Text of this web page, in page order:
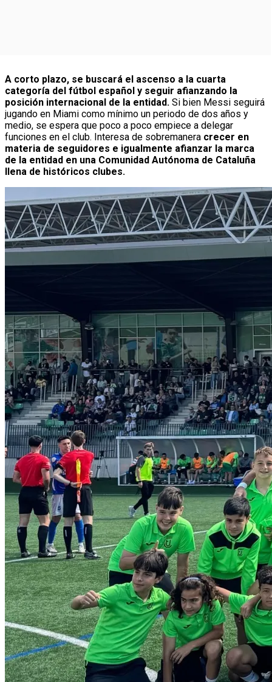
A corto plazo, se buscará el ascenso a la cuarta
categoría del fútbol español y seguir afianzando la
posición internacional de la entidad. Si bien Messi seguirá
jugando en Miami como mínimo un periodo de dos años y
medio, se espera que poco a poco empiece a delegar
funciones en el club. Interesa de sobremanera crecer en
materia de seguidores e igualmente afianzar la marca
de la entidad en una Comunidad Autónoma de Cataluña
llena de históricos clubes.